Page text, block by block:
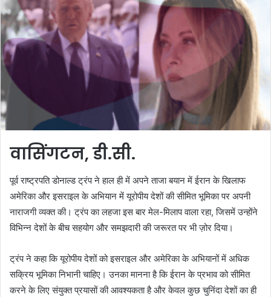
वासिंगटन, डी.सी.
पूर्व राष्ट्रपति डोनाल्ड ट्रंप ने हाल ही में अपने ताजा बयान में ईरान के खिलाफ
अमेरिका और इसराइल के अभियान में यूरोपीय देशों की सीमित भूमिका पर अपनी
नाराजगी व्यक्त की। ट्रंप का लहजा इस बार मेल-मिलाप वाला रहा, जिसमें उन्होंने
विभिन्न देशों के बीच सहयोग और समझदारी की जरूरत पर भी ज़ोर दिया।
ट्रंप ने कहा कि यूरोपीय देशों को इसराइल और अमेरिका के अभियानों में अधिक
सक्रिय भूमिका निभानी चाहिए। उनका मानना है कि ईरान के प्रभाव को सीमित
करने के लिए संयुक्त प्रयासों की आवश्यकता है और केवल कुछ चुनिंदा देशों का ही